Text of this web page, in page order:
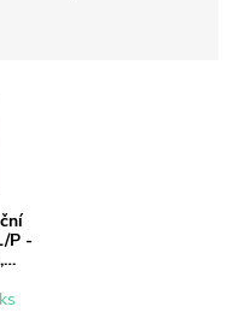
P -